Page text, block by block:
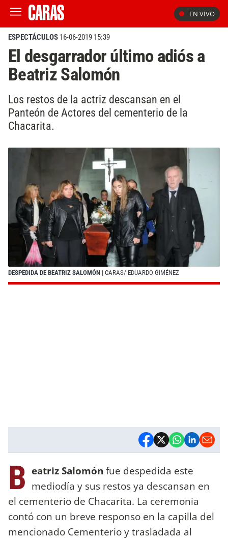
EN VIVO
ESPECTÁCULOS 16-06-2019 15:39
El desgarrador último adiós a
Beatriz Salomón
Los restos de la actriz descansan en el
Panteón de Actores del cementerio de la
Chacarita.
DESPEDIDA DE BEATRIZ SALOMÓN | CARAS/ EDUARDO GIMÉNEZ
B eatriz Salomón fue despedida este
mediodía y sus restos ya descansan en
el cementerio de Chacarita. La ceremonia
contó con un breve responso en la capilla del
mencionado Cementerio y trasladada al